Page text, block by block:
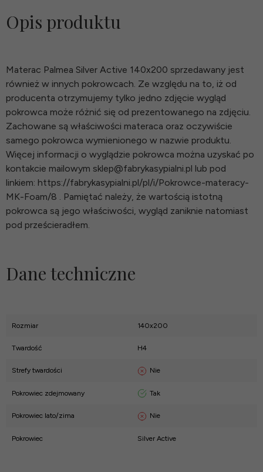
Opis produktu
Materac Palmea Silver Active 140x200 sprzedawany jest
również w innych pokrowcach. Ze względu na to, iż od
producenta otrzymujemy tylko jedno zdjęcie wygląd
pokrowca może różnić się od prezentowanego na zdjęciu.
Zachowane są właściwości materaca oraz oczywiście
samego pokrowca wymienionego w nazwie produktu.
Więcej informacji o wyglądzie pokrowca można uzyskać po
kontakcie mailowym sklep@fabrykasypialni.pl lub pod
linkiem: https://fabrykasypialni.pl/pl/i/Pokrowce-materacy-
MK-Foam/8 . Pamiętać należy, że wartością istotną
pokrowca są jego właściwości, wygląd zaniknie natomiast
pod prześcieradłem.
Dane techniczne
Rozmiar 140x200
Twardość H4
Strefy twardości Nie
Pokrowiec zdejmowany Tak
Pokrowiec lato/zima Nie
Pokrowiec Silver Active